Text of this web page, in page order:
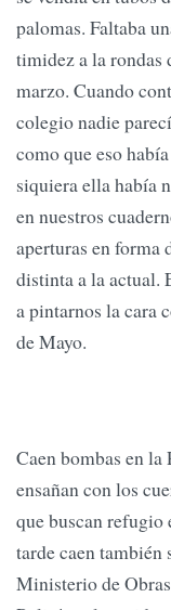
palomas. Faltaba
timidez a la rondas
marzo. Cuando
colegio nadie
como que eso
siquiera ella había
en nuestros
aperturas en forma
distinta a la actual.
a pintarnos la cara
de Mayo.
Caen bombas en la
ensañan con los
que buscan refugio
tarde caen
Ministerio de